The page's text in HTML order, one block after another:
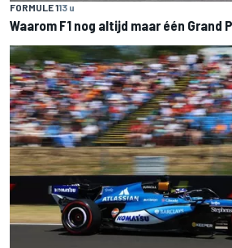
FORMULE 113 u
Waarom F1 nog altijd maar één